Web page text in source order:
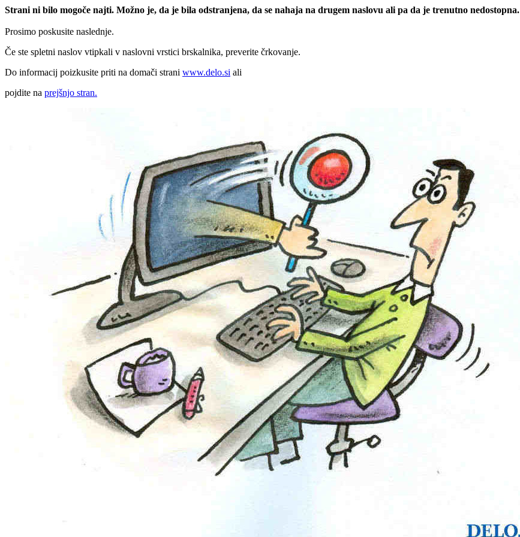
Strani ni bilo mogoče najti. Možno je, da je bila odstranjena, da se nahaja na drugem naslovu ali pa da je trenutno nedostopna.
Prosimo poskusite naslednje.
Če ste spletni naslov vtipkali v naslovni vrstici brskalnika, preverite črkovanje.
Do informacij poizkusite priti na domači strani www.delo.si ali
pojdite na prejšnjo stran.